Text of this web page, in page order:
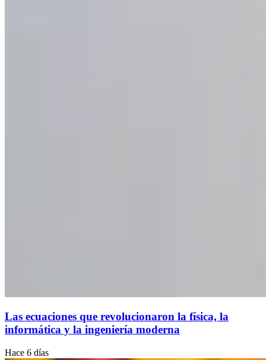
Las ecuaciones que revolucionaron la física, la
informática y la ingeniería moderna
Hace 6 días